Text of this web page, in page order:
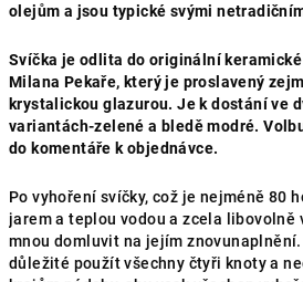
olejům a jsou typické svými
Svíčka je odlita do originální
Milana Pekaře, který je proslavený
krystalickou glazurou. Je k dostání ve
variantách-zelené a bledě modré.
do komentáře k objednávce.
Po vyhoření svíčky, což je nejméně 80
jarem a teplou vodou a zcela libovolně
mnou domluvit na jejím
důležité použít všechny čtyři knoty a